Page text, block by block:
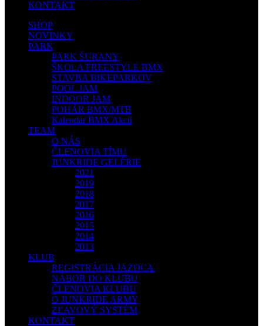
KONTAKT
SHOP
NOVINKY
PARK
PARK ŠURANY
ŠKOLA FREESTYLE BMX
STAVBA BIKEPARKOV
POOL JAM
INDOOR JAM
POHÁR BMX/MTB
Kalendár BMX Akcií
TEAM
O NÁS
ČLENOVIA TÍMU
JUNKRIDE GELÉRIE
2021
2019
2018
2017
2016
2015
2014
2013
KLUB
REGISTRÁCIA JAZDCA
NÁBOR DO KLUBU
ČLENOVIA KLUBU
O JUNKRIDE ARMY
ZĽAVOVÝ SYSTÉM
KONTAKT